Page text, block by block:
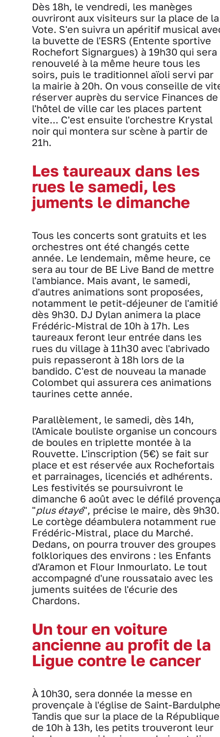
Dès 18h, le vendredi, les manèges
ouvriront aux visiteurs sur la place de la
Vote. S'en suivra un apéritif musical
la buvette de l'ESRS (Entente sportive
Rochefort Signargues) à 19h30 qui sera
renouvelé à la même heure tous les
soirs, puis le traditionnel aïoli servi par
la mairie à 20h. On vous conseille de
réserver auprès du service Finances de
l'hôtel de ville car les places partent
vite... C'est ensuite l'orchestre Krystal
noir qui montera sur scène à partir de
21h.
Les taureaux dans les
rues le samedi, les
juments le dimanche
Tous les concerts sont gratuits et les
orchestres ont été changés cette
année. Le lendemain, même heure, ce
sera au tour de BE Live Band de mettre
l'ambiance. Mais avant, le samedi,
d'autres animations sont proposées,
notamment le petit-déjeuner de l'amitié
dès 9h30. DJ Dylan animera la place
Frédéric-Mistral de 10h à 17h. Les
taureaux feront leur entrée dans les
rues du village à 11h30 avec l'abrivado
puis repasseront à 18h lors de la
bandido. C'est de nouveau la manade
Colombet qui assurera ces animations
taurines cette année.
Parallèlement, le samedi, dès 14h,
l'Amicale bouliste organise un concours
de boules en triplette montée à la
Rouvette. L'inscription (5€) se fait sur
place et est réservée aux Rochefortais
et parrainages, licenciés et adhérents.
Les festivités se poursuivront le
dimanche 6 août avec le défilé
"plus étayé", précise le maire, dès 9h30.
Le cortège déambulera notamment rue
Frédéric-Mistral, place du Marché.
Dedans, on pourra trouver des groupes
folkloriques des environs : les Enfants
d'Aramon et Flour Inmourlato. Le tout
accompagné d'une roussataio avec les
juments suitées de l'écurie des
Chardons.
Un tour en voiture
ancienne au profit de la
Ligue contre le cancer
À 10h30, sera donnée la messe en
provençale à l'église de Saint-
Tandis que sur la place de la République
de 10h à 13h, les petits trouveront leur